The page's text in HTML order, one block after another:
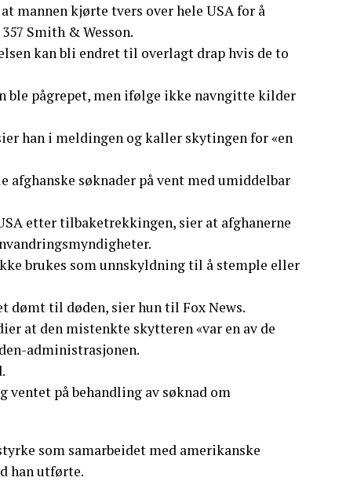
mannen kjørte tvers over hele USA for å
Smith & Wesson.
kan bli endret til overlagt drap hvis de to
ble pågrepet, men ifølge ikke navngitte kilder
han i meldingen og kaller skytingen for «en
afghanske søknader på vent med umiddelbar
etter tilbaketrekkingen, sier at afghanerne
brukes som unnskyldning til å stemple eller
dømt til døden, sier hun til Fox News.
at den mistenkte skytteren «var en av de
administrasjonen.
på behandling av søknad om
som samarbeidet med amerikanske
han utførte.